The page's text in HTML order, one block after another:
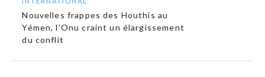
Nouvelles frappes des Houthis au
Yémen, l’Onu craint un élargissement
du conflit